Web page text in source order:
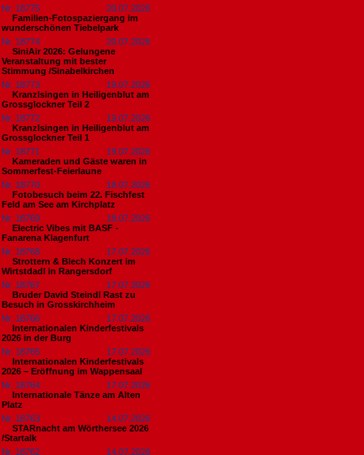
Nr. 18775
20.07.2026
Familien-Fotospaziergang im
wunderschönen Tiebelpark
Nr. 18774
20.07.2026
SiniAir 2026: Gelungene
Veranstaltung mit bester
Stimmung /Sinabelkirchen
Nr. 18773
19.07.2026
Kranzlsingen in Heiligenblut am
Grossglockner Teil 2
Nr. 18772
19.07.2026
Kranzlsingen in Heiligenblut am
Grossglockner Teil 1
Nr. 18771
19.07.2026
Kameraden und Gäste waren in
Sommerfest-Feierlaune
Nr. 18770
18.07.2026
Fotobesuch beim 22. Fischfest
Feld am See am Kirchplatz
Nr. 18769
18.07.2026
Electric Vibes mit BASF -
Fanarena Klagenfurt
Nr. 18768
17.07.2026
Strottern & Blech Konzert im
Wirtstdadl in Rangersdorf
Nr. 18767
17.07.2026
Bruder David Steindl Rast zu
Besuch in Grosskirchheim
Nr. 18766
17.07.2026
Internationalen Kinderfestivals
2026 in der Burg
Nr. 18765
17.07.2026
Internationalen Kinderfestivals
2026 – Eröffnung im Wappensaal
Nr. 18764
17.07.2026
Internationale Tänze am Alten
Platz
Nr. 18763
14.07.2026
STARnacht am Wörthersee 2026
/Startalk
Nr. 18762
14.07.2026